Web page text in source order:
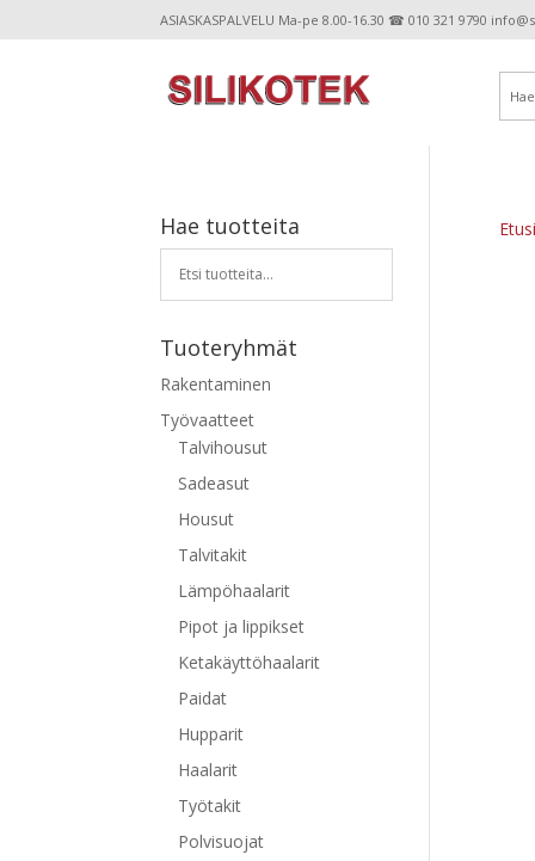
ASIASKASPALVELU Ma-pe 8.00-16.30 ☎ 010 321 9790
Hae tuotteita
Tuoteryhmät
Rakentaminen
Työvaatteet
Talvihousut
Sadeasut
Housut
Talvitakit
Lämpöhaalarit
Pipot ja lippikset
Ketakäyttöhaalarit
Paidat
Hupparit
Haalarit
Työtakit
Polvisuojat